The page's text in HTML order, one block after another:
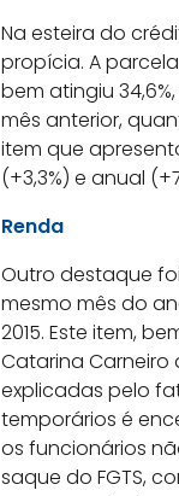
Na esteira do
propícia. A
bem atingiu
mês anterior,
item que
(+3,3%) e anual
Renda
Outro destaque
mesmo mês do
2015. Este item,
Catarina Carneiro
explicadas pelo
temporários é
os funcionários
saque do FGTS,